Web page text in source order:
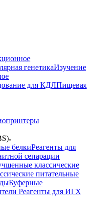
генетикаИзучение
для КДЛПищевая
белкиРеагенты для
сепарации
классические
питательные
Буферные
Реагенты для ИГХ